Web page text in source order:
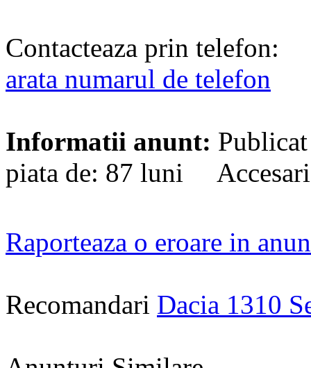
Contacteaza prin telefon:
arata numarul de telefon
Informatii anunt:
piata de: 87 luni
Raporteaza o eroare in
Recomandari Dacia 1310